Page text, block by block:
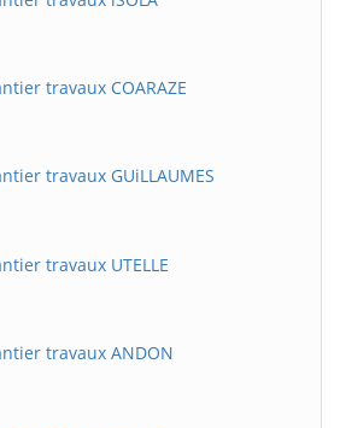
travaux COARAZE
travaux GUiLLAUMES
travaux UTELLE
travaux ANDON